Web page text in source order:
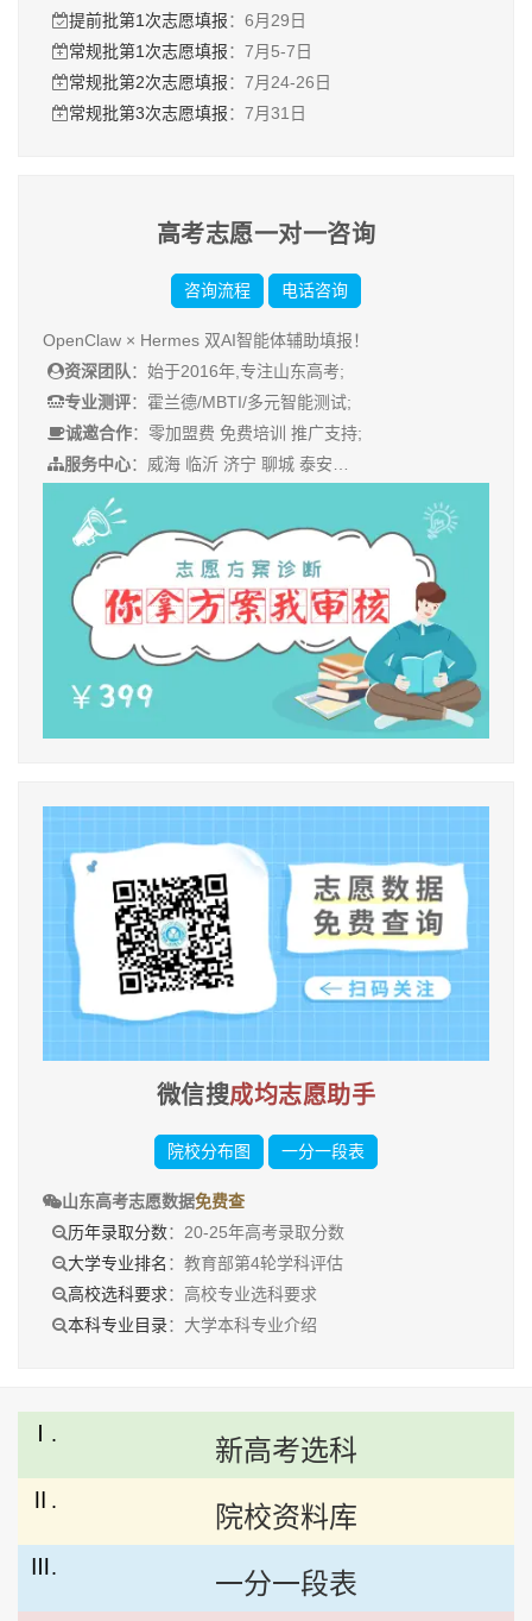
提前批第1次志愿填报：6月29日
常规批第1次志愿填报：7月5-7日
常规批第2次志愿填报：7月24-26日
常规批第3次志愿填报：7月31日
高考志愿一对一咨询
咨询流程 电话咨询
OpenClaw × Hermes 双AI智能体辅助填报！
资深团队：始于2016年,专注山东高考;
专业测评：霍兰德/MBTI/多元智能测试;
诚邀合作：零加盟费 免费培训 推广支持;
服务中心：威海 临沂 济宁 聊城 泰安…
微信搜成均志愿助手
院校分布图 一分一段表
山东高考志愿数据免费查
历年录取分数：20-25年高考录取分数
大学专业排名 ：教育部第4轮学科评估
高校选科要求：高校专业选科要求
本科专业目录：大学本科专业介绍
Ⅰ. 新高考选科
Ⅱ. 院校资料库
Ⅲ. 一分一段表